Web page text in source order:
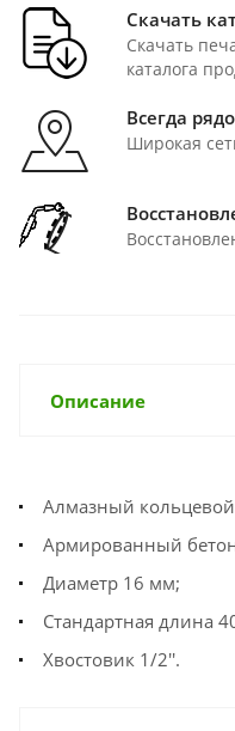
Скачать
Скачать
каталога
Всегда
Широкая
Описание
Алмазный
Армированный
Диаметр 16 мм;
Стандартная длина
Хвостовик 1/2''.